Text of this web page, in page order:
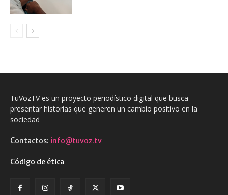
TuVozTV es un proyecto periodístico digital que busca
presentar historias que generen un cambio positivo en la
sociedad
Contactos: info@tuvoz.tv
Código de ética